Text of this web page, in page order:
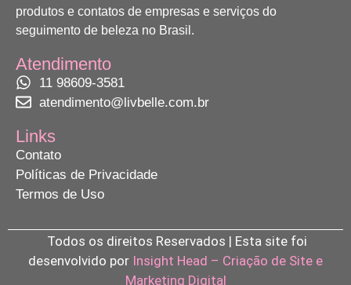
produtos e contatos de empresas e serviços do
seguimento de beleza no Brasil.
Atendimento
11 98609-3581
atendimento@livbelle.com.br
Links
Contato
Políticas de Privacidade
Termos de Uso
Todos os direitos Reservados | Esta site foi
desenvolvido por Insight Head – Criação de Site e
Marketing Digital